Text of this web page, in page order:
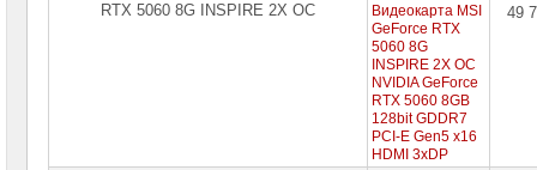
RTX 5060 8G INSPIRE 2X OC
Видеокарта MSI
GeForce RTX
5060 8G
INSPIRE 2X OC
NVIDIA GeForce
RTX 5060 8GB
128bit GDDR7
PCI-E Gen5 x16
HDMI 3xDP
49